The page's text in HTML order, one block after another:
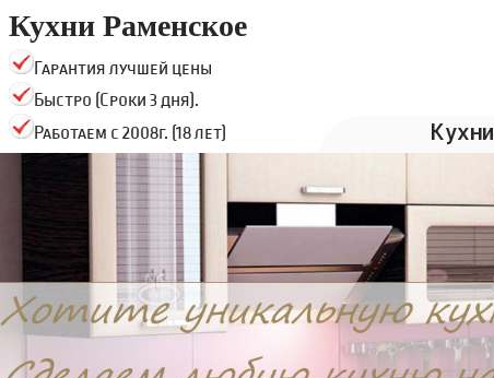
Кухни Раменское
Гарантия лучшей цены
Быстро (Сроки 3 дня).
Работаем с 2008г. (18 лет)
Кухни